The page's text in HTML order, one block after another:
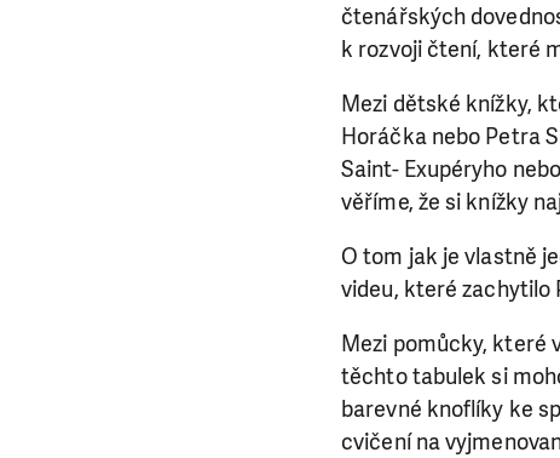
čtenářských
k rozvoji čtení, které
Mezi dětské knížky,
Horáčka nebo Petra
Saint- Exupéryho
věříme, že si knížky
O tom jak je vlastně
videu, které
Mezi pomůcky, které
těchto tabulek si
barevné knoflíky ke
cvičení na